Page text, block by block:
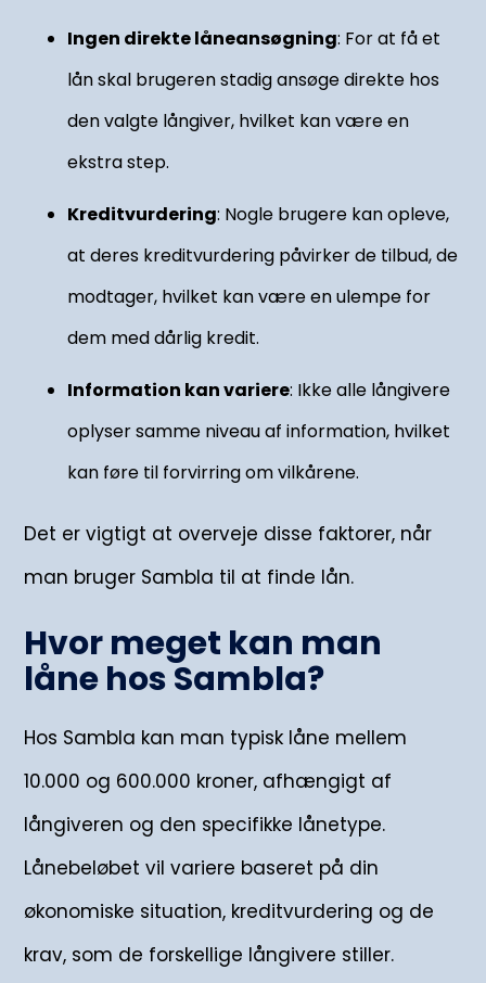
Ingen direkte låneansøgning: For at få et
lån skal brugeren stadig ansøge direkte hos
den valgte långiver, hvilket kan være en
ekstra step.
Kreditvurdering: Nogle brugere kan opleve,
at deres kreditvurdering påvirker de tilbud, de
modtager, hvilket kan være en ulempe for
dem med dårlig kredit.
Information kan variere: Ikke alle långivere
oplyser samme niveau af information, hvilket
kan føre til forvirring om vilkårene.
Det er vigtigt at overveje disse faktorer, når
man bruger Sambla til at finde lån.
Hvor meget kan man
låne hos Sambla?
Hos Sambla kan man typisk låne mellem
10.000 og 600.000 kroner, afhængigt af
långiveren og den specifikke lånetype.
Lånebeløbet vil variere baseret på din
økonomiske situation, kreditvurdering og de
krav, som de forskellige långivere stiller.